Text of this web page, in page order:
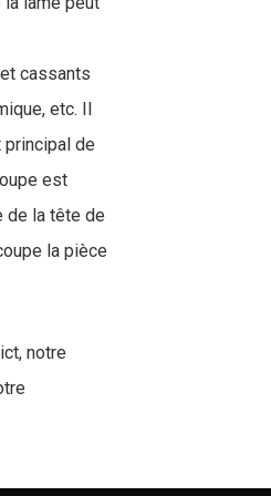
cassants
etc. Il
de
est
de la tête de
la pièce
notre